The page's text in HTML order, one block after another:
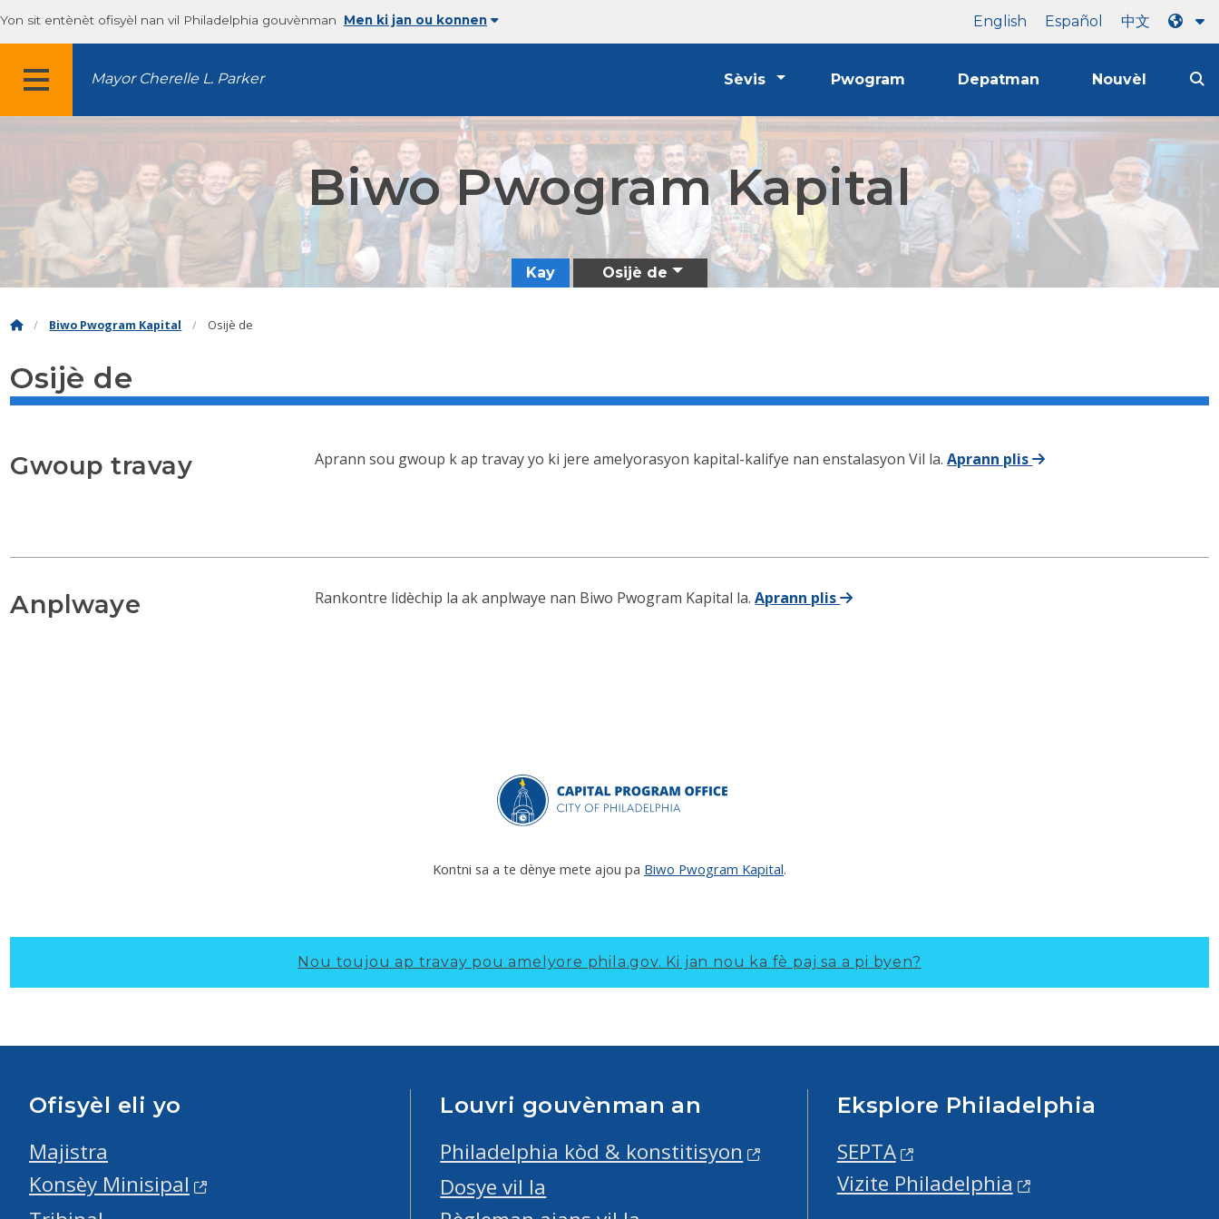
Yon sit entènèt ofisyèl nan vil Philadelphia gouvènman Men ki jan ou konnen English Español 中文
MENU
Mayor Cherelle L. Parker Sèvis Pwogram Depatman Nouvèl
Biwo Pwogram Kapital
Kay Osijè de
Biwo Pwogram Kapital Osijè de
Osijè de
Gwoup travay Aprann sou gwoup k ap travay yo ki jere amelyorasyon kapital-kalifye nan enstalasyon Vil la.Aprann plis
Anplwaye Rankontre lidèchip la ak anplwaye nan Biwo Pwogram Kapital la.Aprann plis
Kontni sa a te dènye mete ajou pa Biwo Pwogram Kapital.
Nou toujou ap travay pou amelyore phila.gov. Ki jan nou ka fè paj sa a pi byen?
Ofisyèl eli yo
Majistra
Konsèy Minisipal
Louvri gouvènman an
Philadelphia kòd & konstitisyon
Dosye vil la
Eksplore Philadelphia
SEPTA
Vizite Philadelphia